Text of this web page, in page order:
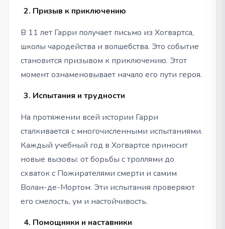
Призыв к приключению
В 11 лет Гарри получает письмо из Хогвартса,
школы чародейства и волшебства. Это событие
становится призывом к приключению. Этот
момент ознаменовывает начало его пути героя.
Испытания и трудности
На протяжении всей истории Гарри
сталкивается с многочисленными испытаниями.
Каждый учебный год в Хогвартсе приносит
новые вызовы: от борьбы с троллями до
схваток с Пожирателями смерти и самим
Волан-де-Мортом. Эти испытания проверяют
его смелость, ум и настойчивость.
Помощники и наставники